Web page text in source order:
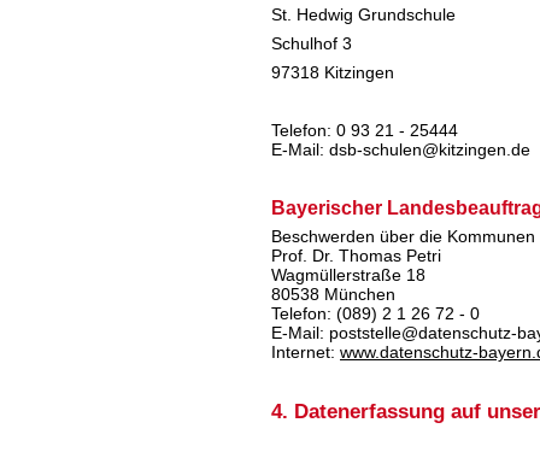
St. Hedwig Grundschule
Schulhof 3
97318 Kitzingen
Telefon: 0 93 21 - 25444
E-Mail: dsb-schulen@kitzingen.de
Bayerischer
Beschwerden über die
Prof. Dr. Thomas Petri
Wagmüllerstraße 18
80538 München
Telefon: (089) 2 1 26 72 - 0
E-Mail: poststelle@datenschutz-
Internet: www.datenschutz-
4. Datenerfassung auf